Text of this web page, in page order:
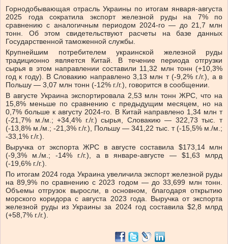
Горнодобывающая отрасль Украины по итогам января-августа
2025 года сократила экспорт железной руды на 7% по
сравнению с аналогичным периодом 2024-го — до 21,7 млн
тонн.
Об этом свидетельствуютрасчеты на базе данных
Государственной таможенной службы.
Крупнейшим потребителем украинской железной руды
традиционно является Китай. В течение периода отгрузки
сырья в этом направлении составили 11,32 млн тонн (+10,3%
год к году). В Словакию направлено 3,13 млн т (-9,2% г./г.), а в
Польшу — 3,07 млн тонн (-12% г./г.), говорится в сообщении.
В августе Украина экспортировала 2,53 млн тонн ЖРС, что на
15,8% меньше по сравнению с предыдущим месяцем, но на
0,7% больше к августу 2024-го. В Китай направлено 1,34 млн т
(-21,7% м./м.; +34,4% г./г.) сырья, Словакию — 322,73 тыс. т
(-13,8% м./м.; -21,3% г./г.), Польшу — 341,22 тыс. т (-15,5% м./м.;
-33,1% г./г.).
Выручка от экспорта ЖРС в августе составила $173,14 млн
(-9,3% м./м.; -14% г./г.), а в январе-августе — $1,63 млрд
(-19,6% г./г.).
По итогам 2024 года Украина увеличила экспорт железной руды
на 89,9% по сравнению с 2023 годом — до 33,699 млн тонн.
Объемы отгрузок выросли, в основном, благодаря открытию
морского коридора с августа 2023 года. Выручка от экспорта
железной руды из Украины за 2024 год составила $2,8 млрд
(+58,7% г./г.).